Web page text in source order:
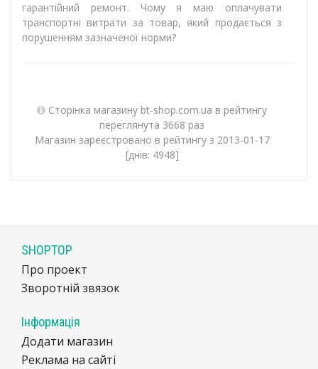
гарантійний ремонт. Чому я маю оплачувати
транспортні витрати за товар, який продається з
порушенням зазначеної норми?
Сторінка магазину bt-shop.com.ua в рейтингу
переглянута 3668 раз
Магазин зареєстровано в рейтингу з 2013-01-17
[днів: 4948]
SHOPTOP
Про проект
Зворотній звязок
Інформація
Додати магазин
Реклама на сайті